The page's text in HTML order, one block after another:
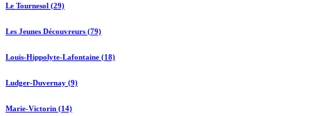
Le Tournesol (29)
Les Jeunes Découvreurs (79)
Louis-Hippolyte-Lafontaine (18)
Ludger-Duvernay (9)
Marie-Victorin (14)